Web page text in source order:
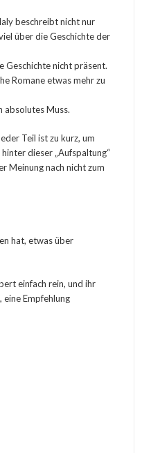
beschreibt nicht nur
über die Geschichte der
Geschichte nicht präsent.
Romane etwas mehr zu
absolutes Muss.
Teil ist zu kurz, um
dieser „Aufspaltung“
Meinung nach nicht zum
hat, etwas über
einfach rein, und ihr
Empfehlung